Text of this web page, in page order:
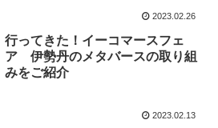
2023.02.26
行ってきた！イーコマースフェ
ア 伊勢丹のメタバースの取り組
みをご紹介
2023.02.13